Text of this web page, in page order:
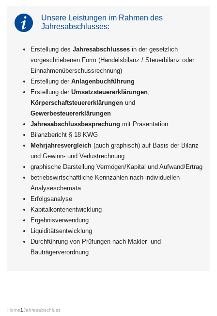
Unsere Leistungen im Rahmen des
Jahresabschlusses:
Erstellung des Jahresabschlussesin der gesetzlich
vorgeschriebenen Form (Handelsbilanz / Steuerbilanz oder
Einnahmenüberschussrechnung)
Erstellung der Anlagenbuchführung
Erstellung der Umsatzsteuererklärungen,
Körperschaftsteuererklärungenund
Gewerbesteuererklärungen
Jahresabschlussbesprechung mit Präsentation
Bilanzbericht § 18 KWG
Mehrjahresvergleich(auch graphisch) auf Basis der Bilanz
und Gewinn- und Verlustrechnung
graphische Darstellung Vermögen/Kapital und Aufwand/Ertrag
betriebswirtschaftliche Kennzahlen nach individuellen
Analyseschemata
Erfolgsanalyse
Kapitalkontenentwicklung
Ergebnisverwendung
Liquiditätsentwicklung
Durchführung von Prüfungen nach Makler- und
Bauträgerverordnung
Home1Jahresabschluss